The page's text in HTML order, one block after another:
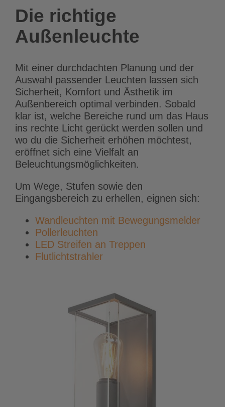
Die richtige
Außenleuchte
Mit einer durchdachten Planung und der
Auswahl passender Leuchten lassen sich
Sicherheit, Komfort und Ästhetik im
Außenbereich optimal verbinden. Sobald
klar ist, welche Bereiche rund um das Haus
ins rechte Licht gerückt werden sollen und
wo du die Sicherheit erhöhen möchtest,
eröffnet sich eine Vielfalt an
Beleuchtungsmöglichkeiten.
Um Wege, Stufen sowie den
Eingangsbereich zu erhellen, eignen sich:
Wandleuchten mit Bewegungsmelder
Pollerleuchten
LED Streifen an Treppen
Flutlichtstrahler